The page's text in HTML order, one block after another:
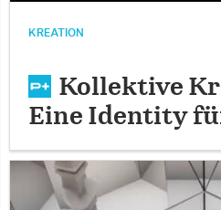
KREATION
Kollektive
Eine Identity